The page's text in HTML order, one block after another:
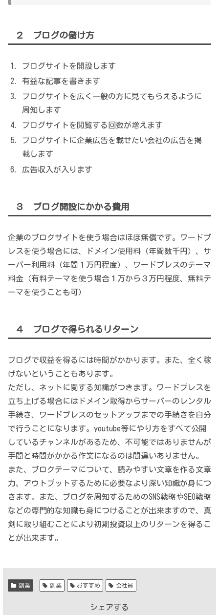
２ ブログの儲け方
ブログサイトを開設します
有益な記事を書きます
ブログサイトを広く一般の方に見てもらえるように
周知します
ブログサイトを閲覧する回数が増えます
ブログサイトに企業広告を載せたい会社の広告を掲
載します
広告収入が入ります
３ ブログ開設にかかる費用
企業のブログサイトを使う場合はほぼ無償です。ワードプ
レスを使う場合には、ドメイン使用料（年間数千円）、サ
ーバー利用料（年間１万円程度）、ワードプレスのテーマ
料金（有料テーマを使う場合１万から３万円程度、無料テ
ーマを使うことも可）
４ ブログで得られるリターン
ブログで収益を得るには時間がかかります。また、全く稼
げないということもあります。
ただし、ネットに関する知識がつきます。ワードプレスを
立ち上げる場合にはドメイン取得からサーバーのレンタル
手続き、ワードプレスのセットアップまでの手続きを自分
で行うことになります。youtube等にやり方をすべて公開
しているチャンネルがあるため、不可能ではありませんが
手間と時間がかかる作業になるのは間違いありません。
また、ブログテーマについて、読みやすい文章を作る文章
力、アウトプットするために必要なより深い知識が身につ
きます。また、ブログを周知するためのSNS戦略やSEO戦略
などの専門的な知識も身につけることが出来ますので、真
剣に取り組むことにより初期投資以上のリターンを得るこ
とが出来ます。
副業 副業 おすすめ 会社員
シェアする